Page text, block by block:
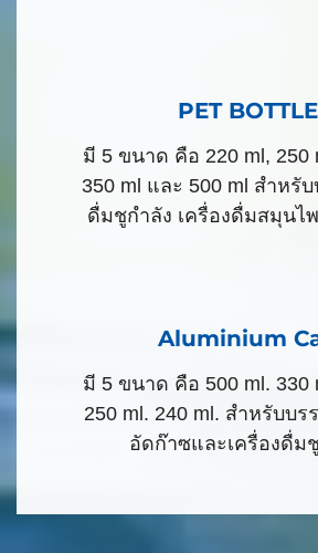
PET BOTTLE
มี 5 ขนาด คือ 220 ml, 250
350 ml และ 500 ml สำหรับ
ดื่มชูกำลัง เครื่องดื่มสมุนไ
Aluminium
มี 5 ขนาด คือ 500 ml. 330
250 ml. 240 ml. สำหรับบร
อัดก๊าซและเครื่องดื่ม